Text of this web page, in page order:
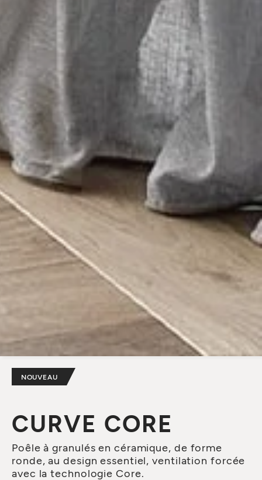
NOUVEAU
CURVE CORE
Poêle à granulés en céramique, de forme
ronde, au design essentiel, ventilation forcée
avec la technologie Core.